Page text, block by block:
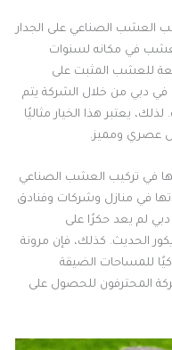
العشب الصناعي على الجدار
في مكانه لسنوات
للعشب المثبت على
دبي من خلال الشركة يتم
يعتبر هذا الخيار مثاليًا
عصري ومميز.
في تركيب العشب الصناعي
في منازل وشركات وفنادق
لم يعد حكرًا على
الحديث. كذلك، فإن مرونة
للمساحات الضيقة
المحترفون للحصول على